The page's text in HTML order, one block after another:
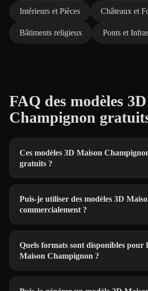
Intérieurs et Pièces Châteaux et
Bâtiments religieux Ponts et
FAQ des modèles
Champignon
Ces modèles 3D Maison
gratuits ?
Puis-je utiliser des modèles 3D
commercialement ?
Quels formats sont disponibles pour
Maison Champignon ?